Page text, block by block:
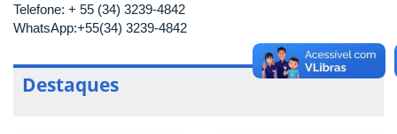
Telefone: + 55 (34) 3239-4842
WhatsApp:+55(34) 3239-4842
Destaques